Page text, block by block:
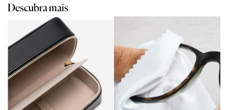
Descubra mais